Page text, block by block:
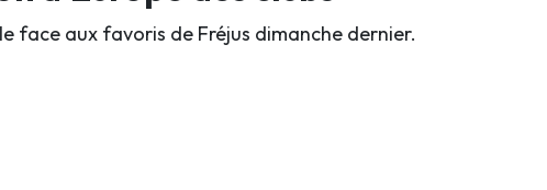
face aux favoris de Fréjus dimanche dernier.